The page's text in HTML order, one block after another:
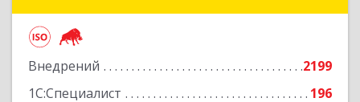
Внедрений
2199
1С:Специалист
196